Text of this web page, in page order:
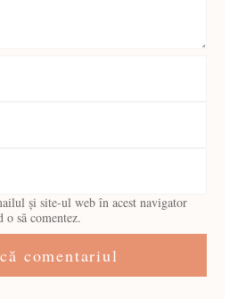
și site-ul web în acest navigator
o să comentez.